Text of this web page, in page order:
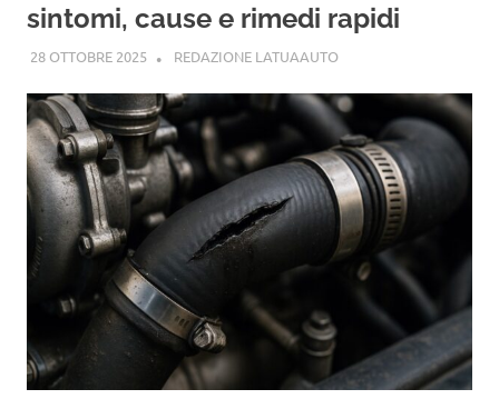
sintomi, cause e rimedi rapidi
28 OTTOBRE 2025 REDAZIONE LATUAAUTOGUIDE